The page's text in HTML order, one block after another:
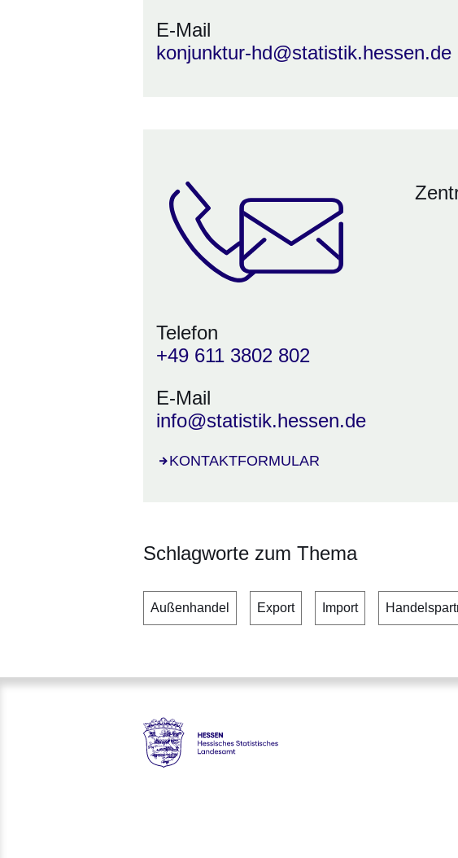
E-Mail
konjunktur-hd@statistik.hessen.de
Telefon
+49 611 3802 802
E-Mail
info@statistik.hessen.de
KONTAKTFORMULAR
Öffnet sich in einem neuen Fenster
Schlagworte zum Thema
Außenhandel Export Import
Hessen - Hessisches Statistisches